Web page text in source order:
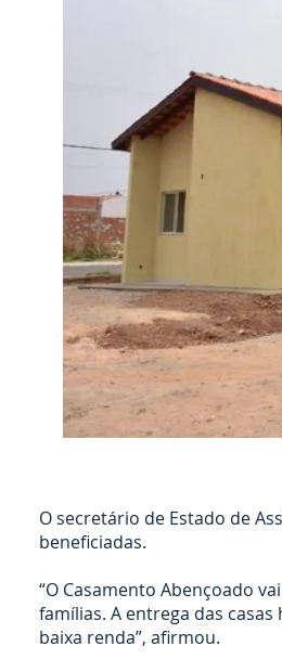
O secretário de Estado de
beneficiadas.
“O Casamento Abençoado
famílias. A entrega das
baixa renda”, afirmou.